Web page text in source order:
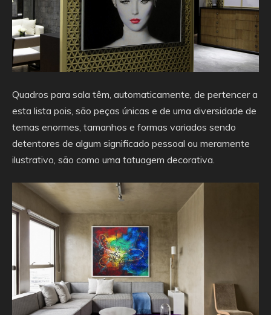
Quadros para sala têm, automaticamente, de pertencer a
esta lista pois, são peças únicas e de uma diversidade de
temas enormes, tamanhos e formas variados sendo
detentores de algum significado pessoal ou meramente
ilustrativo, são como uma tatuagem decorativa.